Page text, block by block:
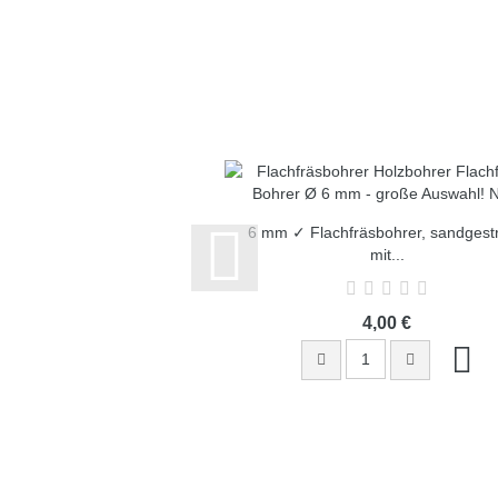
6 mm ✓ Flachfräsbohrer,
mit...
4,00 €